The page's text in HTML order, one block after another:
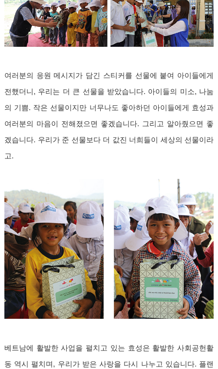
여러분의 응원 메시지가 담긴 스티커를 선물에 붙여 아이들에게
전했더니, 우리는 더 큰 선물을 받았습니다. 아이들의 미소, 나눔
의 기쁨. 작은 선물이지만 너무나도 좋아하던 아이들에게 효성과
여러분의 마음이 전해졌으면 좋겠습니다. 그리고 알아줬으면 좋
겠습니다. 우리가 준 선물보다 더 값진 너희들이 세상의 선물이라
고.
베트남에 활발한 사업을 펼치고 있는 효성은 활발한 사회공헌활
동 역시 펼치며, 우리가 받은 사랑을 다시 나누고 있습니다. 플랜